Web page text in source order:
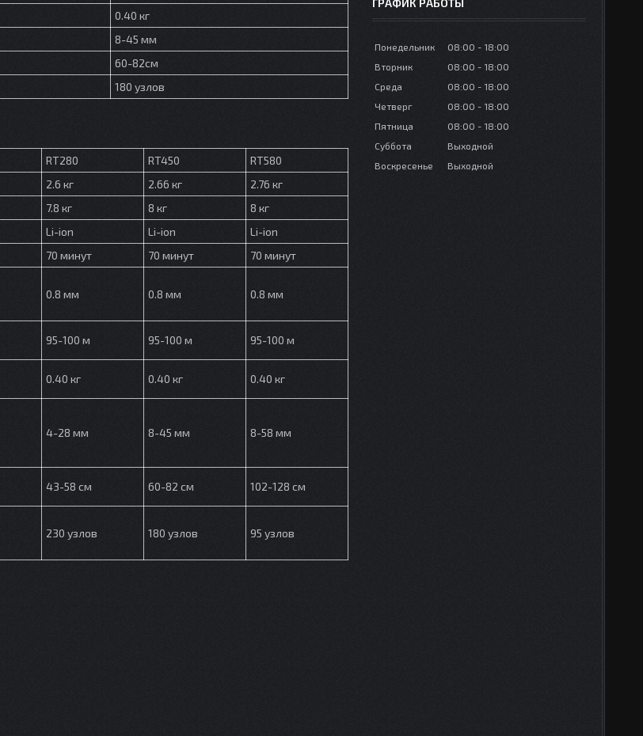
0.40 кг
8-45 мм
60-82см
180 узлов
RT280 RT450
RT580
2.6 кг 2.66 кг
2.76 кг
7.8 кг 8 кг
8 кг
Li-ion Li-ion
Li-ion
70 минут 70 минут
70 минут
0.8 мм 0.8 мм 0.8 мм
95-100 м 95-100 м 95-100 м
0.40 кг 0.40 кг 0.40 кг
4-28 мм 8-45 мм 8-58 мм
43-58 см 60-82 см 102-128 см
230 узлов 180 узлов 95 узлов
ГРАФИК РАБОТЫ
Понедельник 08:00
18:00
Вторник
08:00
18:00
Среда
08:00
18:00
Четверг
08:00
18:00
Пятница
08:00
18:00
Суббота
Выходной
Воскресенье
Выходной